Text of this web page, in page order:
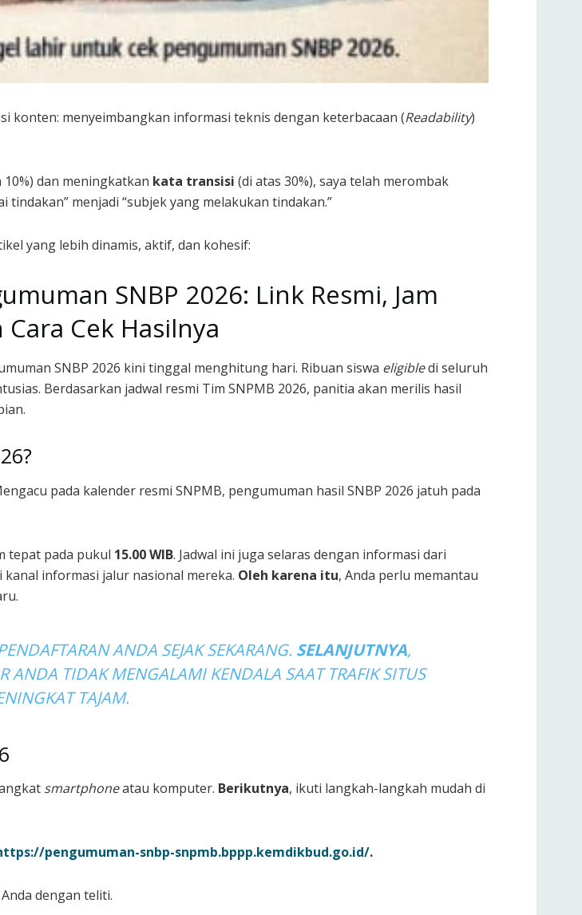
konten: menyeimbangkan informasi teknis dengan keterbacaan (Readability)
10%) dan meningkatkan kata transisi (di atas 30%), saya telah merombak
menjadi “subjek yang melakukan tindakan.”
yang lebih dinamis, aktif, dan kohesif:
SNBP 2026: Link Resmi, Jam
Cek Hasilnya
SNBP 2026 kini tinggal menghitung hari. Ribuan siswa eligibledi seluruh
Berdasarkan jadwal resmi Tim SNPMB 2026, panitia akan merilis hasil
pada kalender resmi SNPMB, pengumuman hasil SNBP 2026 jatuh pada
tepat pada pukul 15.00 WIB. Jadwal ini juga selaras dengan informasi dari
informasi jalur nasional mereka. Oleh karena itu, Anda perlu memantau
ANDA SEJAK SEKARANG. SELANJUTNYA,
ANDA TIDAK MENGALAMI KENDALA SAAT TRAFIK SITUS
TAJAM.
smartphoneatau komputer. Berikutnya, ikuti langkah-langkah mudah di
pengumuman-snbp-snpmb.bppp.kemdikbud.go.id/.
Anda dengan teliti.